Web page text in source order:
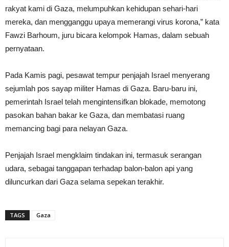
rakyat kami di Gaza, melumpuhkan kehidupan sehari-hari
mereka, dan mengganggu upaya memerangi virus korona,” kata
Fawzi Barhoum, juru bicara kelompok Hamas, dalam sebuah
pernyataan.
Pada Kamis pagi, pesawat tempur penjajah Israel menyerang
sejumlah pos sayap militer Hamas di Gaza. Baru-baru ini,
pemerintah Israel telah mengintensifkan blokade, memotong
pasokan bahan bakar ke Gaza, dan membatasi ruang
memancing bagi para nelayan Gaza.
Penjajah Israel mengklaim tindakan ini, termasuk serangan
udara, sebagai tanggapan terhadap balon-balon api yang
diluncurkan dari Gaza selama sepekan terakhir.
TAGS Gaza